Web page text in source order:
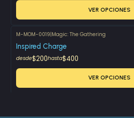
VER OPCIONES
M-MOM-0019|Magic: The Gathering
Inspired Charge
desde$200hasta$400
VER OPCIONES